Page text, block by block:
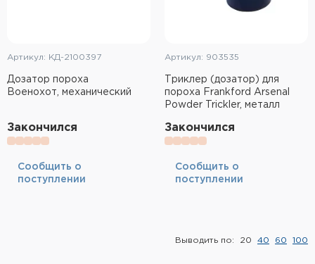
Ножи
Инструмент для заточки
Кобуры и системы ношения
снаряжения
Артикул: КД-2100397
Дозатор пороха
Военохот, механический
Закончился
Cообщить о
поступлении
Артикул: 903535
Триклер (дозатор) для
пороха Frankford Arsenal
Powder Trickler, металл
Закончился
Cообщить о
поступлении
Выводить по: 20 40 60 100